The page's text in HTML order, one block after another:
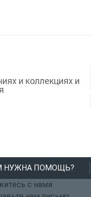
и коллекциях и
НУЖНА ПОМОЩЬ?
с нами